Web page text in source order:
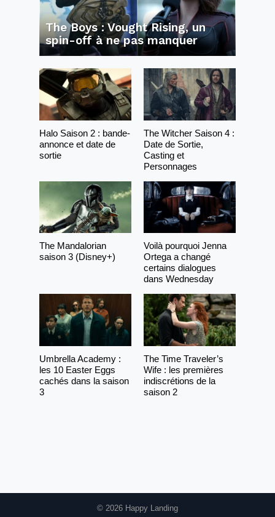
The Boys : Vought Rising, un
spin-off à ne pas manquer
Halo Saison 2 : bande-
annonce et date de
sortie
The Witcher Saison 4 :
Date de Sortie,
Casting et
Personnages
The Mandalorian
saison 3 (Disney+)
Voilà pourquoi Jenna
Ortega a changé
certains dialogues
dans Wednesday
Umbrella Academy :
les 10 Easter Eggs
cachés dans la saison
3
The Time Traveler’s
Wife : les premières
indiscrétions de la
saison 2
© 2026 Happy Landing